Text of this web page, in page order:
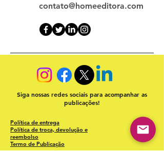
contato@homeeditora.com
Siga nossas redes sociais para acompanhar as
publicações!
Política de entrega
Política de troca, devolução e
reembolso
Termo de Publicação